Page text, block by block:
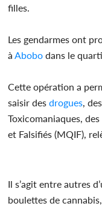
filles.
Les gendarmes ont
à Abobo dans le
Cette opération a
saisir desdrogues ,
Toxicomaniaques,
et Falsifiés (MQIF),
Il s’agit entre autres
boulettes de